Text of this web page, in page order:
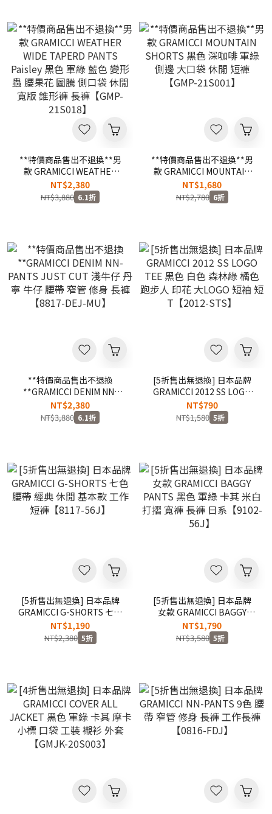
**特價商品售出不退換**男
款 GRAMICCI WEATHER
WIDE TAPERD PANTS
Paisley 黑色 軍綠 藍色 變形
蟲 腰果花 圖騰 側口袋 休閒
NT$2,380
NT$3,880 6.1折
**特價商品售出不退換**男
款 GRAMICCI MOUNTAIN
SHORTS 黑色 深咖啡 軍綠
側邊 大口袋 休閒 短褲
【GMP-21S001】
NT$1,680
NT$2,780 6折
**特價商品售出不退換
**GRAMICCI DENIM NN-
PANTS JUST CUT 淺牛仔 丹
寧 牛仔 腰帶 窄管 修身 長褲
【8817-DEJ-MU】
NT$2,380
NT$3,880 6.1折
[5折售出無退換] 日本品牌
GRAMICCI 2012 SS LOGO
TEE 黑色 白色 森林綠 橘色
跑步人 印花 大LOGO 短袖 短
T【2012-STS】
NT$790
NT$1,580 5折
[5折售出無退換] 日本品牌
GRAMICCI G-SHORTS 七色
腰帶 經典 休閒 基本款 工作
短褲【8117-56J】
NT$1,190
NT$2,380 5折
[5折售出無退換] 日本品牌
女款 GRAMICCI BAGGY
PANTS 黑色 軍綠 卡其 米白
打摺 寬褲 長褲 日系【9102-
56J】
NT$1,790
NT$3,580 5折